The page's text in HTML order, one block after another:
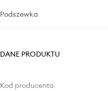
Podszewka
DANE PRODUKTU
Kod producenta